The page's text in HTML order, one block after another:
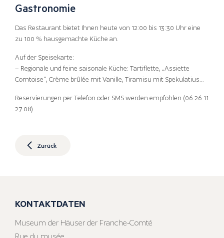
Gastronomie
Das Restaurant bietet Ihnen heute von 12:00 bis 13:30 Uhr eine
zu 100 % hausgemachte Küche an.
Auf der Speisekarte:
– Regionale und feine saisonale Küche: Tartiflette, „Assiette
Comtoise“, Crème brûlée mit Vanille, Tiramisu mit Spekulatius…
Reservierungen per Telefon oder SMS werden empfohlen (06 26 11
27 08)
Zurück
KONTAKTDATEN
Museum der Häuser der Franche-Comté